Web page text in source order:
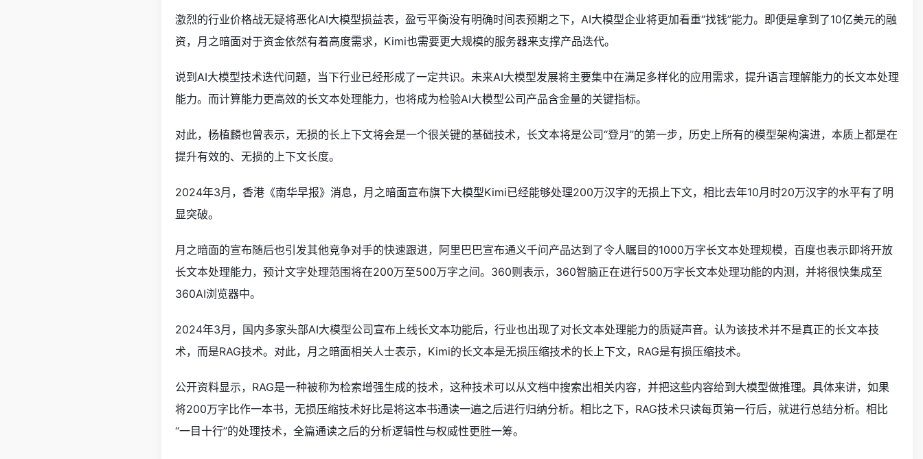
激烈的行业价格战无疑将恶化AI大模型损益表，盈亏平衡没有明确时间表预期之下，AI大模型企业将更加看重“找钱”能力。即便是拿到了10亿美元的融
资，月之暗面对于资金依然有着高度需求，Kimi也需要更大规模的服务器来支撑产品迭代。
说到AI大模型技术迭代问题，当下行业已经形成了一定共识。未来AI大模型发展将主要集中在满足多样化的应用需求，提升语言理解能力的长文本处理
能力。而计算能力更高效的长文本处理能力，也将成为检验AI大模型公司产品含金量的关键指标。
对此，杨植麟也曾表示，无损的长上下文将会是一个很关键的基础技术，长文本将是公司“登月”的第一步，历史上所有的模型架构演进，本质上都是在
提升有效的、无损的上下文长度。
2024年3月，香港《南华早报》消息，月之暗面宣布旗下大模型Kimi已经能够处理200万汉字的无损上下文，相比去年10月时20万汉字的水平有了明
显突破。
月之暗面的宣布随后也引发其他竞争对手的快速跟进，阿里巴巴宣布通义千问产品达到了令人瞩目的1000万字长文本处理规模，百度也表示即将开放
长文本处理能力，预计文字处理范围将在200万至500万字之间。360则表示，360智脑正在进行500万字长文本处理功能的内测，并将很快集成至
360AI浏览器中。
2024年3月，国内多家头部AI大模型公司宣布上线长文本功能后，行业也出现了对长文本处理能力的质疑声音。认为该技术并不是真正的长文本技
术，而是RAG技术。对此，月之暗面相关人士表示，Kimi的长文本是无损压缩技术的长上下文，RAG是有损压缩技术。
公开资料显示，RAG是一种被称为检索增强生成的技术，这种技术可以从文档中搜索出相关内容，并把这些内容给到大模型做推理。具体来讲，如果
将200万字比作一本书，无损压缩技术好比是将这本书通读一遍之后进行归纳分析。相比之下，RAG技术只读每页第一行后，就进行总结分析。相比
“一目十行”的处理技术，全篇通读之后的分析逻辑性与权威性更胜一筹。